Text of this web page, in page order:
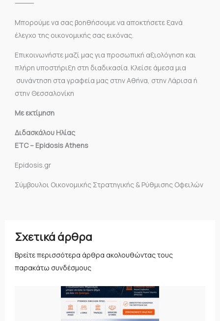
⸻
Μπορούμε να σας βοηθήσουμε να αποκτήσετε ξανά
έλεγχο της οικονομικής σας εικόνας.
Επικοινωνήστε μαζί μας για προσωπική αξιολόγηση και
πλήρη υποστήριξη στη διαδικασία. Κλείσε άμεσα μια
συνάντηση στα γραφεία μας στην Αθήνα, στην Λάρισα ή
στην Θεσσαλονίκη
Με εκτίμηση
Διδασκάλου Ηλίας
ETC – Epidosis Athens
Epidosis.gr
Σύμβουλοι Οικονομικής Στρατηγικής & Ρύθμισης Οφειλών
Σχετικά άρθρα
Βρείτε περισσότερα άρθρα ακολουθώντας τους
παρακάτω συνδέσμους